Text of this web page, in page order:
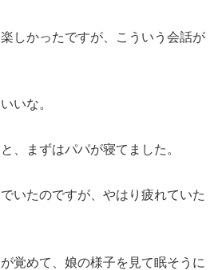
しかったですが、こういう会話が
いな。
、まずはパパが寝てました。
いたのですが、やはり疲れていた
覚めて、娘の様子を見て眠そうに